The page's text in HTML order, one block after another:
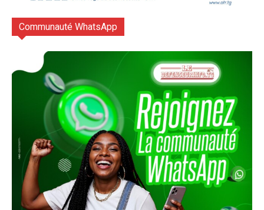
Communauté WhatsApp